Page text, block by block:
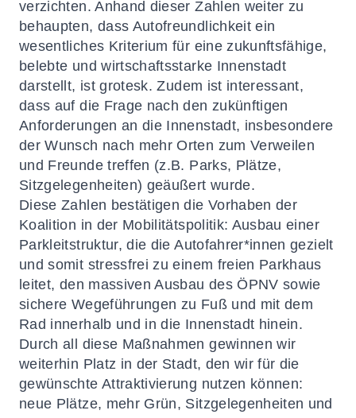
verzichten. Anhand dieser Zahlen weiter zu
behaupten, dass Autofreundlichkeit ein
wesentliches Kriterium für eine zukunftsfähige,
belebte und wirtschaftsstarke Innenstadt
darstellt, ist grotesk. Zudem ist interessant,
dass auf die Frage nach den zukünftigen
Anforderungen an die Innenstadt, insbesondere
der Wunsch nach mehr Orten zum Verweilen
und Freunde treffen (z.B. Parks, Plätze,
Sitzgelegenheiten) geäußert wurde.
Diese Zahlen bestätigen die Vorhaben der
Koalition in der Mobilitätspolitik: Ausbau einer
Parkleitstruktur, die die Autofahrer*innen gezielt
und somit stressfrei zu einem freien Parkhaus
leitet, den massiven Ausbau des ÖPNV sowie
sichere Wegeführungen zu Fuß und mit dem
Rad innerhalb und in die Innenstadt hinein.
Durch all diese Maßnahmen gewinnen wir
weiterhin Platz in der Stadt, den wir für die
gewünschte Attraktivierung nutzen können:
neue Plätze, mehr Grün, Sitzgelegenheiten und